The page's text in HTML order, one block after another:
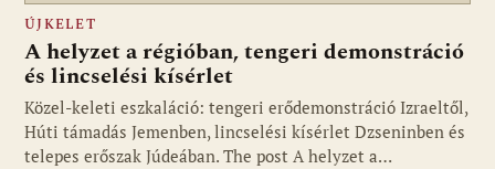
ÚJKELET
A helyzet a régióban, tengeri demonstráció
és lincselési kísérlet
Közel-keleti eszkaláció: tengeri erődemonstráció Izraeltől,
Húti támadás Jemenben, lincselési kísérlet Dzseninben és
telepes erőszak Júdeában. The post A helyzet a…